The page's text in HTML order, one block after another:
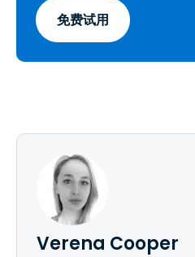
免费试用
Verena Cooper